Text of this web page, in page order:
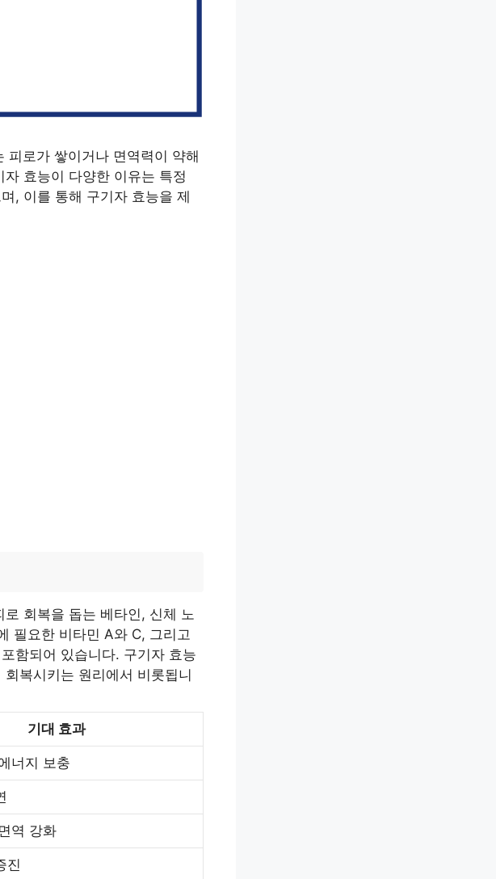
피로가 쌓이거나 면역력이 약해
효능이 다양한 이유는 특정
, 이를 통해 구기자 효능을 제
회복을 돕는 베타인, 신체 노
필요한 비타민 A와 C, 그리고
함되어 있습니다. 구기자 효능
복시키는 원리에서 비롯됩니
기대 효과
너지 보충
역 강화
진